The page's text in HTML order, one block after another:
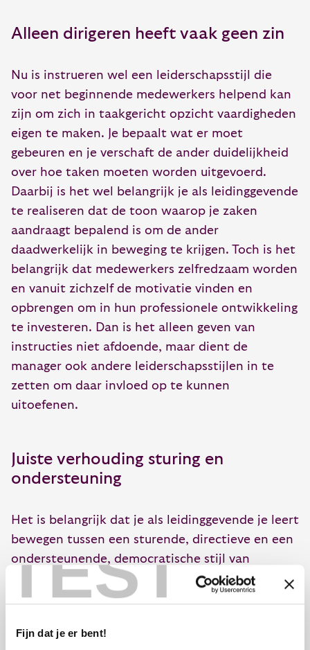
TEST
Fijn dat je er bent!
Alleen dirigeren heeft vaak geen zin
Nu is instrueren wel een leiderschapsstijl die
voor net beginnende medewerkers helpend kan
zijn om zich in taakgericht opzicht vaardigheden
eigen te maken. Je bepaalt wat er moet
gebeuren en je verschaft de ander duidelijkheid
over hoe taken moeten worden uitgevoerd.
Daarbij is het wel belangrijk je als leidinggevende
te realiseren dat de toon waarop je zaken
aandraagt bepalend is om de ander
daadwerkelijk in beweging te krijgen. Toch is het
belangrijk dat medewerkers zelfredzaam worden
en vanuit zichzelf de motivatie vinden en
opbrengen om in hun professionele ontwikkeling
te investeren. Dan is het alleen geven van
instructies niet afdoende, maar dient de
manager ook andere leiderschapsstijlen in te
zetten om daar invloed op te kunnen
uitoefenen.
Juiste verhouding sturing en
ondersteuning
Het is belangrijk dat je als leidinggevende je leert
bewegen tussen een sturende, directieve en een
ondersteunende, democratische stijl van
leidinggeven[1]
. Dat je in staat bent om op zowel
taak- als relatiegerichte wijze richting te geven
vanuit een instruerende, maar ook vanuit een